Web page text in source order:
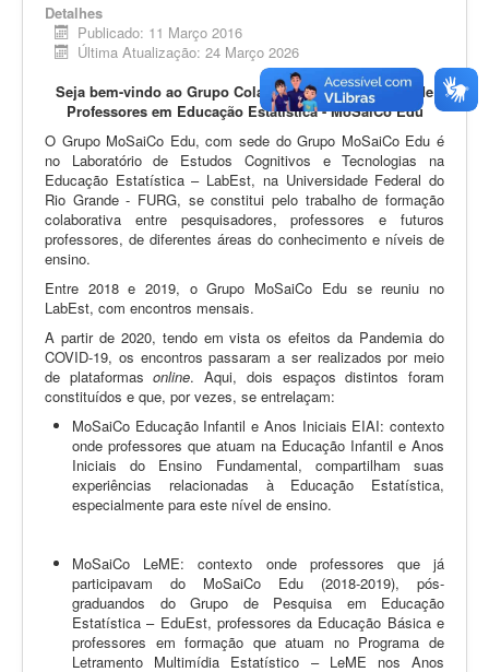
Detalhes
Publicado: 11 Março 2016
Última Atualização: 24 Março 2026
Seja bem-vindo ao Grupo Colaborativo de Formação de
Professores em Educação Estatística - MoSaiCo Edu
O Grupo MoSaiCo Edu, com sede do Grupo MoSaiCo Edu é
no Laboratório de Estudos Cognitivos e Tecnologias na
Educação Estatística – LabEst, na Universidade Federal do
Rio Grande - FURG, se constitui pelo trabalho de formação
colaborativa entre pesquisadores, professores e futuros
professores, de diferentes áreas do conhecimento e níveis de
ensino.
Entre 2018 e 2019, o Grupo MoSaiCo Edu se reuniu no
LabEst, com encontros mensais.
A partir de 2020, tendo em vista os efeitos da Pandemia do
COVID-19, os encontros passaram a ser realizados por meio
de plataformasonline. Aqui, dois espaços distintos foram
constituídos e que, por vezes, se entrelaçam:
MoSaiCo Educação Infantil e Anos Iniciais EIAI: contexto
onde professores que atuam na Educação Infantil e Anos
Iniciais do Ensino Fundamental, compartilham suas
experiências relacionadas à Educação Estatística,
especialmente para este nível de ensino.
MoSaiCo LeME: contexto onde professores que já
participavam do MoSaiCo Edu (2018-2019), pós-
graduandos do Grupo de Pesquisa em Educação
Estatística – EduEst, professores da Educação Básica e
professores em formação que atuam no Programa de
Letramento Multimídia Estatístico – LeME nos Anos